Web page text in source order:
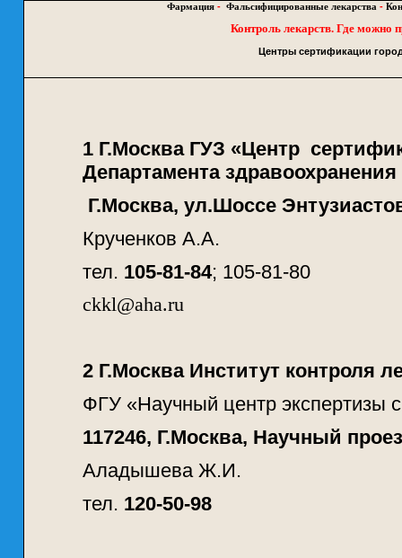
Фармация- Фальсифицированные лекарства -
Контроль лекарств. Где можно
Центры сертификации
1 Г.Москва ГУЗ «Центр
Департамента
Г.Москва, ул.Шоссе
Крученков А.А.
тел. 105-81-84; 105-81-80
ckkl@aha.ru
2 Г.Москва Институт контроля
ФГУ «Научный центр экспертизы
117246, Г.Москва, Научный
Аладышева Ж.И.
тел. 120-50-98